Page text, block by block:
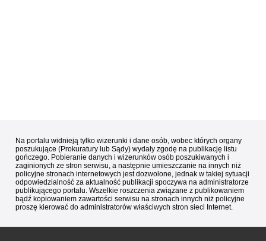
Na portalu widnieją tylko wizerunki i dane osób, wobec których organy
poszukujące (Prokuratury lub Sądy) wydały zgodę na publikację listu
gończego. Pobieranie danych i wizerunków osób poszukiwanych i
zaginionych ze stron serwisu, a następnie umieszczanie na innych niż
policyjne stronach internetowych jest dozwolone, jednak w takiej sytuacji
odpowiedzialność za aktualność publikacji spoczywa na administratorze
publikującego portalu. Wszelkie roszczenia związane z publikowaniem
bądź kopiowaniem zawartości serwisu na stronach innych niż policyjne
proszę kierować do administratorów właściwych stron sieci Internet.